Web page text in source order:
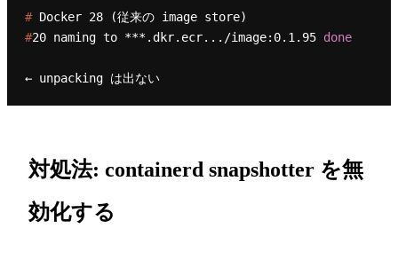
# Docker 28 (従来の image store)
#20 naming to ***.dkr.ecr.../image:0.1.95 done
← unpacking は出ない
対処法: containerd snapshotter を無
効化する